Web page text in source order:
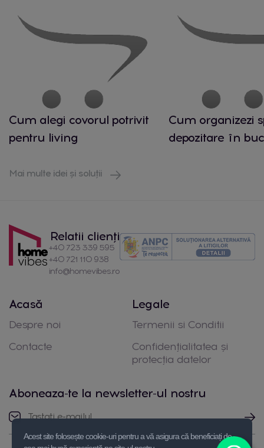
Cum alegi covorul potrivit
pentru living
Cum organizezi
depozitare în
Mai multe idei și soluții
Relatii clienți
+40 723 339 595
+40 721 110 938
info@homevibes.ro
Acasă
Despre noi
Contacte
Legale
Termenii si Conditii
Confidențialitatea și
protecția datelor
Aboneaza-te la newsletter-ul nostru
Acest site folosește cookie-uri pentru a vă asigura că beneficiați de